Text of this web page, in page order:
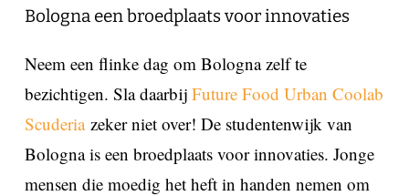
Bologna een broedplaats voor innovaties
Neem een flinke dag om Bologna zelf te
bezichtigen. Sla daarbij Future Food Urban Coolab
Scuderiazeker niet over! De studentenwijk van
Bologna is een broedplaats voor innovaties. Jonge
mensen die moedig het heft in handen nemen om